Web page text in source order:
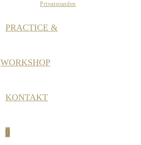
Privatstunden
PRACTICE &
WORKSHOP
KONTAKT
0